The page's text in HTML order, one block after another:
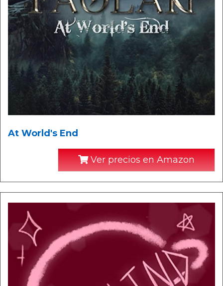
At World's End
Ver precios en Amazon